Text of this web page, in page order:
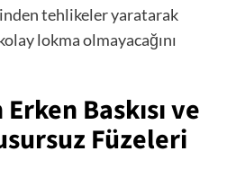
tehlikeler yaratarak
lokma olmayacağını
Baskısı ve
Füzeleri